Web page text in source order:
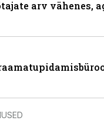
arv vähenes,